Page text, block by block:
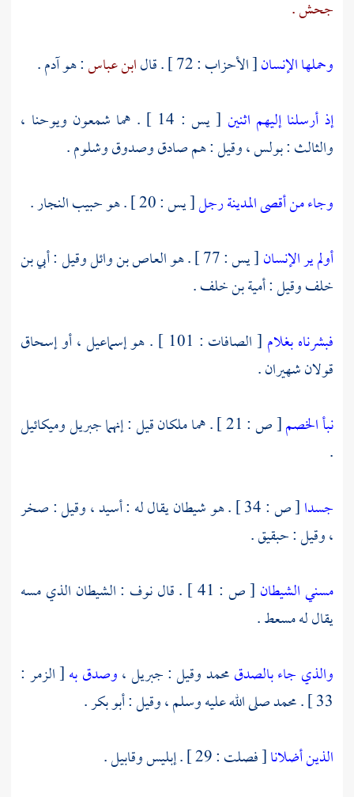
جحش .
وحملها الإنسان[ الأحزاب : 72 ] . قال ابن عباس: هوآدم.
إذ أرسلنا إليهم اثنين [ يس : 14 ] . هما شمعون ويوحنا ،
والثالث :بولس ،وقيل : همصادقوصدوقوشلوم.
وجاء من أقصى المدينة رجل[ يس : 20 ] . هو حبيب النجار.
أولم ير الإنسان[ يس : 77 ] . هو العاص بن وائلوقيل :أبي بن
خلفوقيل :أمية بن خلف.
فبشرناه بغلام [ الصافات : 101 ] . هو إسماعيل ،أوإسحاق
قولان شهيران .
نبأ الخصم[ ص : 21 ] . هما ملكان قيل : إنهما جبريلوميكائيل
.
جسدا
[ ص : 34 ] . هو شيطان يقال له : أسيد ، وقيل : صخر
، وقيل : حبقيق .
مسني الشيطان [ ص : 41 ] . قال نوف : الشيطان الذي مسه
يقال له مسعط .
والذي جاء بالصدقمحمدوقيل :جبريل ،وصدق به[ الزمر :
33 ] .
محمدصلى الله عليه وسلم ، وقيل :أبو بكر.
الذين أضلانا[ فصلت : 29 ] . إبليس وقابيل .